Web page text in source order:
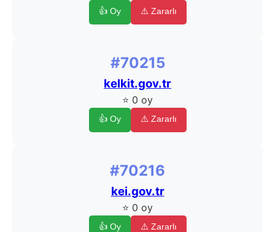
👍 Oy ⚠️ Zararlı
#70215
kelkit.gov.tr
⭐ 0 oy
👍 Oy ⚠️ Zararlı
#70216
kei.gov.tr
⭐ 0 oy
👍 Oy ⚠️ Zararlı